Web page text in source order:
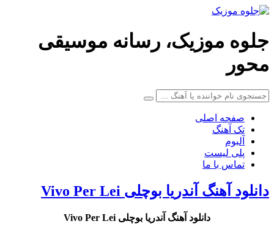
جلوه موزیک، رسانه موسیقی
محور
صفحه اصلی
تک آهنگ
آلبوم
پلی لیست
تماس با ما
دانلود آهنگ آندریا بوچلی Vivo Per Lei
دانلود آهنگ آندریا بوچلی Vivo Per Lei